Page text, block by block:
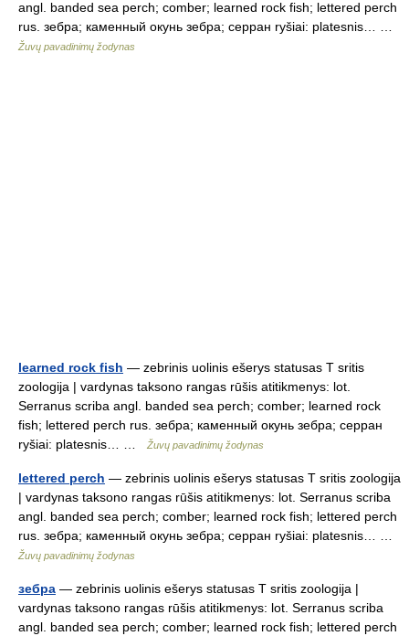
angl. banded sea perch; comber; learned rock fish; lettered perch
rus. зебра; каменный окунь зебра; серран ryšiai: platesnis… …
Žuvų pavadinimų žodynas
learned rock fish — zebrinis uolinis ešerys statusas T sritis
zoologija | vardynas taksono rangas rūšis atitikmenys: lot.
Serranus scriba angl. banded sea perch; comber; learned rock
fish; lettered perch rus. зебра; каменный окунь зебра; серран
ryšiai: platesnis… …
Žuvų pavadinimų žodynas
lettered perch — zebrinis uolinis ešerys statusas T sritis zoologija
| vardynas taksono rangas rūšis atitikmenys: lot. Serranus scriba
angl. banded sea perch; comber; learned rock fish; lettered perch
rus. зебра; каменный окунь зебра; серран ryšiai: platesnis… …
Žuvų pavadinimų žodynas
зебра — zebrinis uolinis ešerys statusas T sritis zoologija |
vardynas taksono rangas rūšis atitikmenys: lot. Serranus scriba
angl. banded sea perch; comber; learned rock fish; lettered perch